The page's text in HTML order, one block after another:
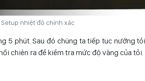
Setup nhiệt độ chính xác
5 phút. Sau đó chúng ta tiếp tục nướng
chiên ra để kiểm tra mức độ vàng của tỏi.